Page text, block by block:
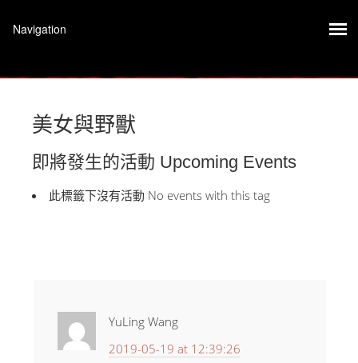
美女與野獸
即將發生的活動 Upcoming Events
此標籤下沒有活動 No events with this tag
YuLing Wang
2019-05-19 at 12:39:26